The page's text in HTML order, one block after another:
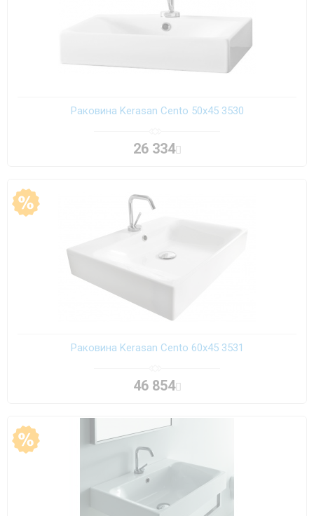
Раковина Kerasan Cento 50х45 3530
26 334
Раковина Kerasan Cento 60х45 3531
46 854